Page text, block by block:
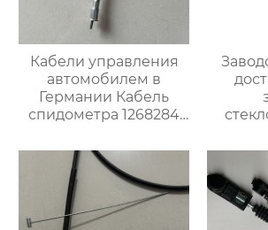
Кабели управления
автомобилем в
Германии Кабель
спидометра 1268284
vw